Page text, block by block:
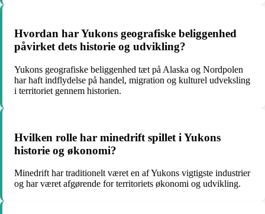
Hvordan har Yukons geografiske beliggenhed
påvirket dets historie og udvikling?
Yukons geografiske beliggenhed tæt på Alaska og Nordpolen
har haft indflydelse på handel, migration og kulturel udveksling
i territoriet gennem historien.
Hvilken rolle har minedrift spillet i Yukons
historie og økonomi?
Minedrift har traditionelt været en af Yukons vigtigste industrier
og har været afgørende for territoriets økonomi og udvikling.